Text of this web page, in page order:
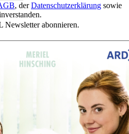
, derDatenschutzerklärung sowie
abonnieren.